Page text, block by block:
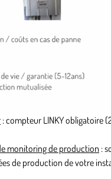
: compteur LINKY obligatoire
monitoring de production :
de production de votre